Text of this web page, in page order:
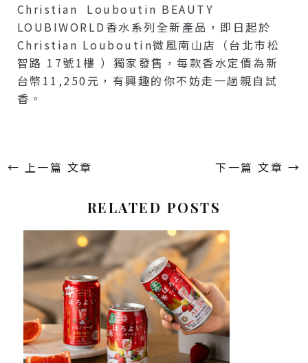
Christian Louboutin BEAUTY
LOUBIWORLD香水系列全新產品，即日起於
Christian Louboutin微風南山店（台北市松
智路 17號1樓 ）獨家發售，每款香水定價為新
台幣11,250元，有興趣的你不妨走一趟親自試
香。
← 上一篇 文章 下一篇 文章 →
RELATED POSTS